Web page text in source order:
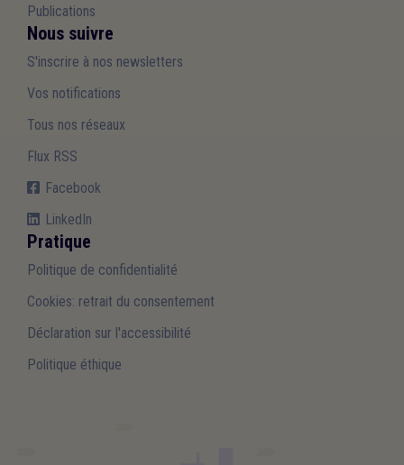
Publications
Nous suivre
S'inscrire à nos newsletters
Vos notifications
Tous nos réseaux
Flux RSS
Facebook
LinkedIn
Pratique
Politique de confidentialité
Cookies: retrait du consentement
Déclaration sur l'accessibilité
Politique éthique